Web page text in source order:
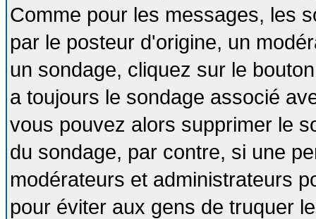
Comme pour les messages, les
par le posteur d'origine, un
un sondage, cliquez sur le
a toujours le sondage associé
vous pouvez alors supprimer le
du sondage, par contre, si une
modérateurs et administrateurs
pour éviter aux gens de truquer